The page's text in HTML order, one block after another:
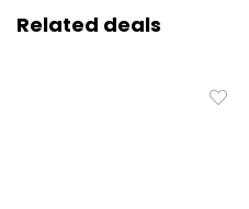
Related deals